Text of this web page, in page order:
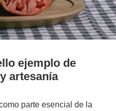
ejemplo de
artesanía
parte esencial de la